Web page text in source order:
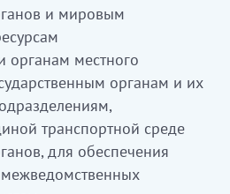
және әлемдік
қосуды
жүйелерінің
ету үшін мемлекеттік
көлік ортасына
өзін-өзі басқару
органдар мен
байланыс
и мировым
органам местного
органам и их
транспортной среде
для обеспечения